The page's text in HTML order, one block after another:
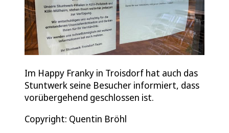
Im Happy Franky in Troisdorf hat auch das
Stuntwerk seine Besucher informiert, dass
vorübergehend geschlossen ist.
Copyright: Quentin Bröhl